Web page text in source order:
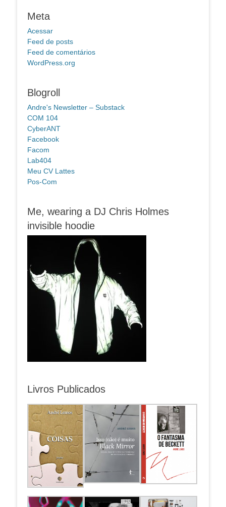
Meta
Acessar
Feed de posts
Feed de comentários
WordPress.org
Blogroll
Andre's Newsletter – Substack
COM 104
CyberANT
Facebook
Facom
Lab404
Meu CV Lattes
Pos-Com
Me, wearing a DJ Chris Holmes
invisible hoodie
Livros Publicados